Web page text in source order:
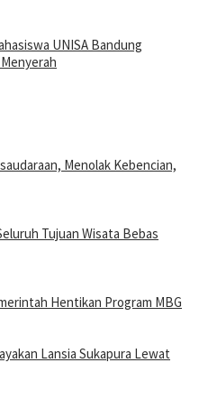
UNISA Bandung
Menolak Kebencian,
Tujuan Wisata Bebas
Hentikan Program MBG
Lansia Sukapura Lewat